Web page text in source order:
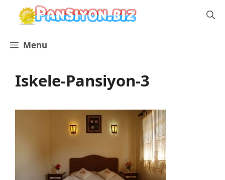
İçeriğe
Menu
Iskele-Pansiyon-3